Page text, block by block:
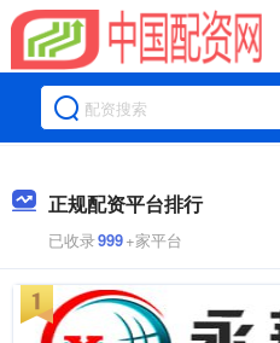
正规配资平台排行
已收录999+家平台